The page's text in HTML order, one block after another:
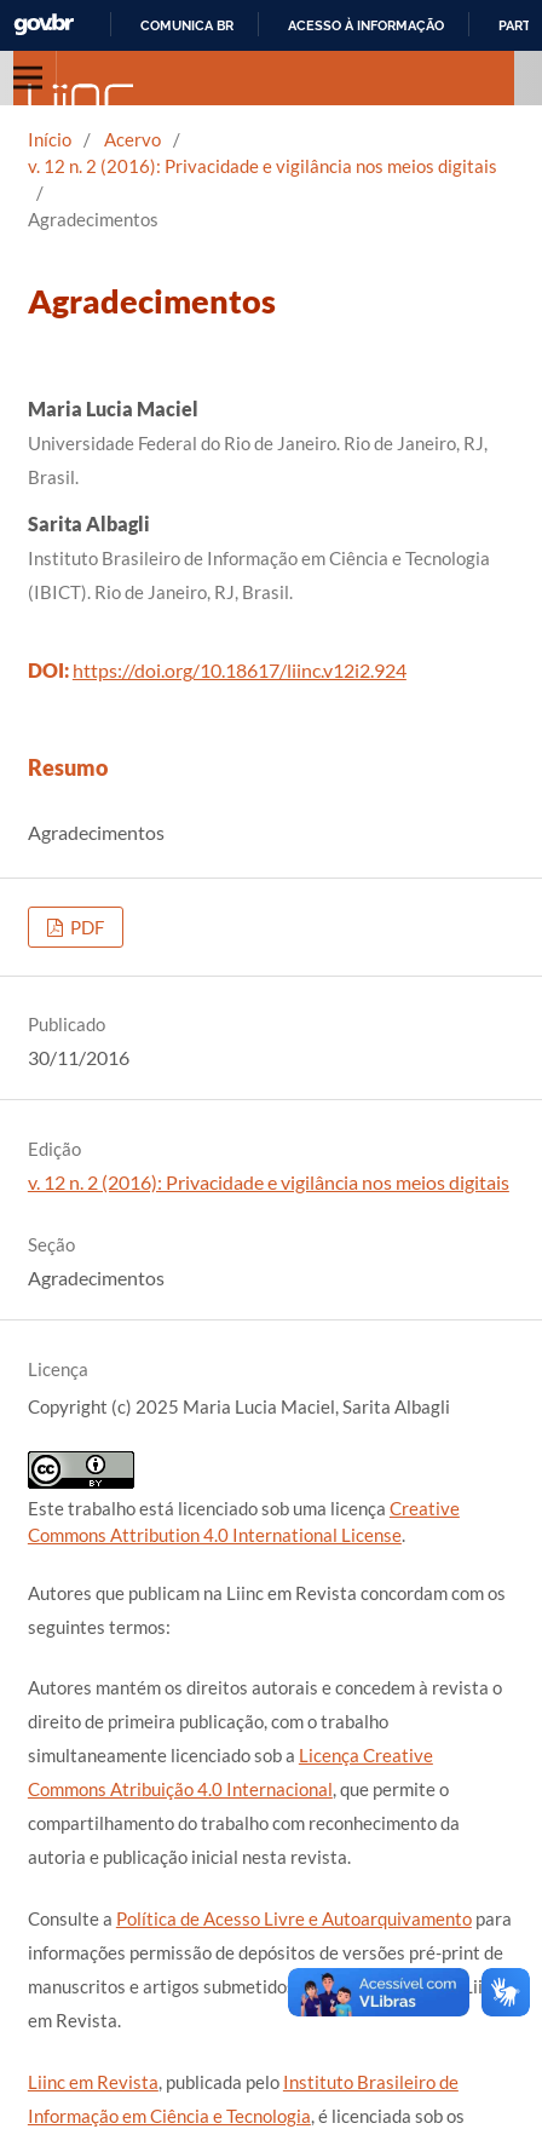
COMUNICA BR ACESSO À INFORMAÇÃO
Início / Acervo
/
v. 12 n. 2 (2016): Privacidade e vigilância nos meios digitais
/
Agradecimentos
Agradecimentos
Maria Lucia Maciel
Universidade Federal do Rio de Janeiro. Rio de Janeiro, RJ,
Brasil.
Sarita Albagli
Instituto Brasileiro de Informação em Ciência e Tecnologia
(IBICT). Rio de Janeiro, RJ, Brasil.
DOI: https://doi.org/10.18617/liinc.v12i2.924
Resumo
Agradecimentos
PDF
Publicado
30/11/2016
Edição
v. 12 n. 2 (2016): Privacidade e vigilância nos meios digitais
Seção
Agradecimentos
Licença
Copyright (c) 2025 Maria Lucia Maciel, Sarita Albagli
Este trabalho está licenciado sob uma licença Creative
Commons Attribution 4.0 International License.
Autores que publicam na Liinc em Revista concordam com os
seguintes termos:
Autores mantém os direitos autorais e concedem à revista o
direito de primeira publicação, com o trabalho
simultaneamente licenciado sob a Licença Creative
Commons Atribuição 4.0 Internacional, que permite o
compartilhamento do trabalho com reconhecimento da
autoria e publicação inicial nesta revista.
Consulte a Política de Acesso Livre e Autoarquivamentopara
informações permissão de depósitos de versões pré-print de
manuscritos e artigos submetidos ou publicados à/pela Liinc
em Revista.
Liinc em Revista, publicada pelo Instituto Brasileiro de
Informação em Ciência e Tecnologia, é licenciada sob os